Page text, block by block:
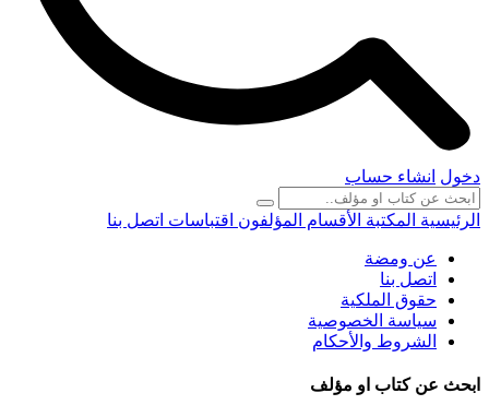
دخول انشاء حساب
الرئيسية المكتبة الأقسام المؤلفون اقتباسات اتصل بنا
عن ومضة
اتصل بنا
حقوق الملكية
سياسة الخصوصية
الشروط والأحكام
ابحث عن كتاب او مؤلف